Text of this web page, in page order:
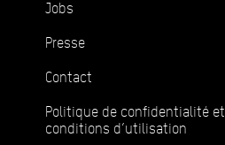
Jobs
Presse
Contact
Politique de confidentialité et
conditions d’utilisation